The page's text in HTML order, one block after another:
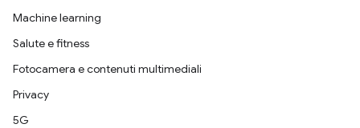
Machine learning
Salute e fitness
Fotocamera e contenuti multimediali
Privacy
5G